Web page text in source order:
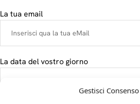
Gestisci Consenso
La tua email
La data del vostro giorno